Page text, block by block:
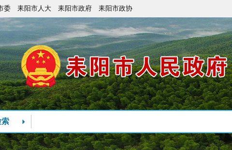
委 耒阳市人大 耒阳市政府 耒阳市政协
索